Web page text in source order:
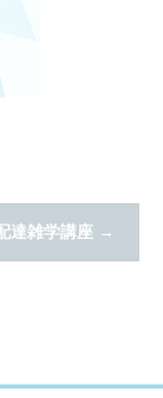
達雑学講座 →